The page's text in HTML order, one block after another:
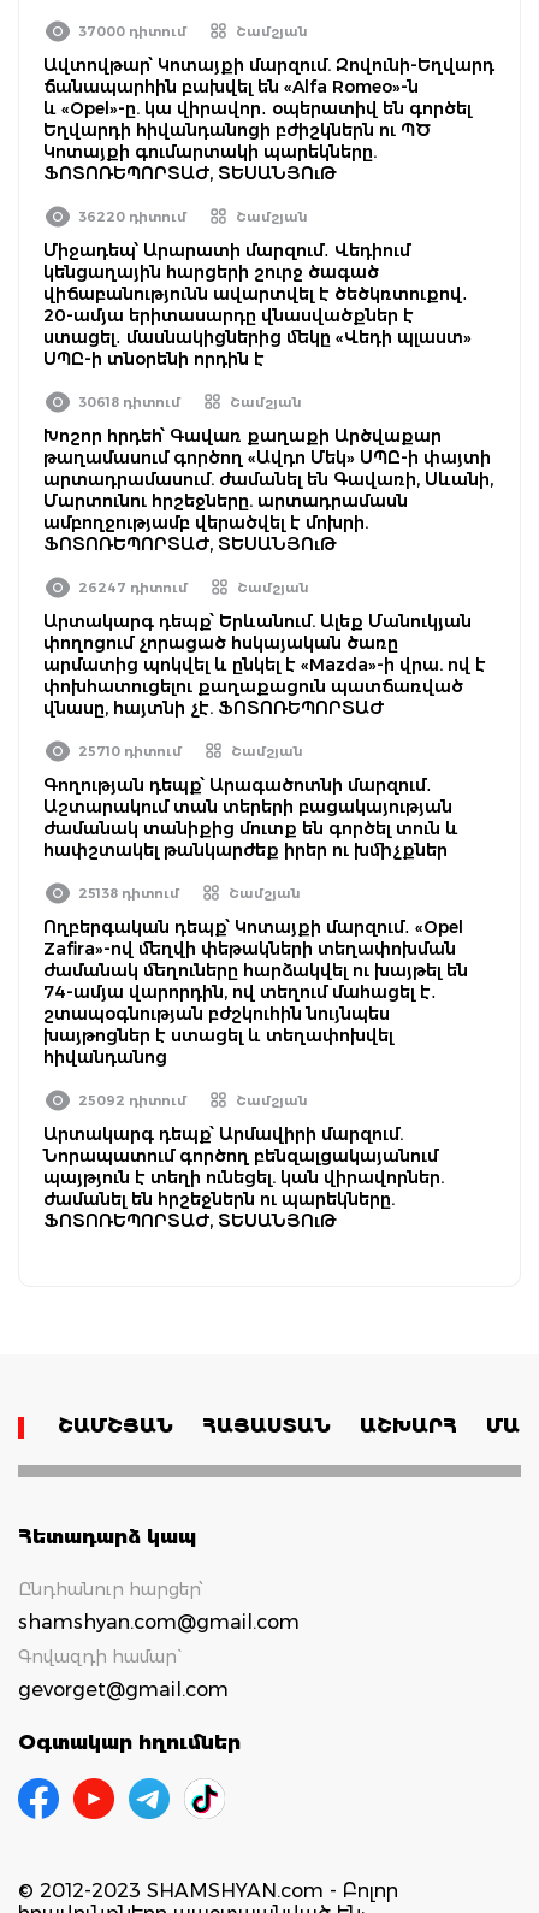
37000 դիտում Շամշյան
Ավտովթար՝ Կոտայքի մարզում. Զովունի-Եղվարդ
ճանապարհին բախվել են «Alfa Romeo»-ն
և «Opel»-ը. կա վիրավոր․ օպերատիվ են գործել
Եղվարդի հիվանդանոցի բժիշկներն ու ՊԾ
Կոտայքի գումարտակի պարեկները.
ՖՈՏՈՌԵՊՈՐՏԱԺ, ՏԵՍԱՆՅՈւԹ
36220 դիտում Շամշյան
Միջադեպ՝ Արարատի մարզում․ Վեդիում
կենցաղային հարցերի շուրջ ծագած
վիճաբանությունն ավարտվել է ծեծկռտուքով․
20-ամյա երիտասարդը վնասվածքներ է
ստացել․ մասնակիցներից մեկը «Վեդի պլաստ»
ՍՊԸ-ի տնօրենի որդին է
30618 դիտում Շամշյան
Խոշոր հրդեհ՝ Գավառ քաղաքի Արծվաքար
թաղամասում գործող «Ավդո Մեկ» ՍՊԸ-ի փայտի
արտադրամասում. ժամանել են Գավառի, Սևանի,
Մարտունու հրշեջները. արտադրամասն
ամբողջությամբ վերածվել է մոխրի.
ՖՈՏՈՌԵՊՈՐՏԱԺ, ՏԵՍԱՆՅՈւԹ
26247 դիտում Շամշյան
Արտակարգ դեպք՝ Երևանում. Ալեք Մանուկյան
փողոցում չորացած հսկայական ծառը
արմատից պոկվել և ընկել է «Mazda»-ի վրա. ով է
փոխհատուցելու քաղաքացուն պատճառված
վնասը, հայտնի չէ. ՖՈՏՈՌԵՊՈՐՏԱԺ
25710 դիտում Շամշյան
Գողության դեպք՝ Արագածոտնի մարզում․
Աշտարակում տան տերերի բացակայության
ժամանակ տանիքից մուտք են գործել տուն և
հափշտակել թանկարժեք իրեր ու խմիչքներ
25138 դիտում Շամշյան
Ողբերգական դեպք՝ Կոտայքի մարզում․ «Opel
Zafira»-ով մեղվի փեթակների տեղափոխման
ժամանակ մեղուները հարձակվել ու խայթել են
74-ամյա վարորդին, ով տեղում մահացել է․
շտապօգնության բժշկուհին նույնպես
խայթոցներ է ստացել և տեղափոխվել
հիվանդանոց
25092 դիտում Շամշյան
Արտակարգ դեպք՝ Արմավիրի մարզում.
Նորապատում գործող բենզալցակայանում
պայթյուն է տեղի ունեցել. կան վիրավորներ.
ժամանել են հրշեջներն ու պարեկները.
ՖՈՏՈՌԵՊՈՐՏԱԺ, ՏԵՍԱՆՅՈւԹ
ՇԱՄՇՅԱՆ ՀԱՅԱՍՏԱՆ ԱՇԽԱՐՀ
Հետադարձ կապ
Ընդհանուր հարցեր՝
shamshyan.com@gmail.com
Գովազդի համար`
gevorget@gmail.com
Օգտակար հղումներ
© 2012-2023 SHAMSHYAN.com - Բոլոր